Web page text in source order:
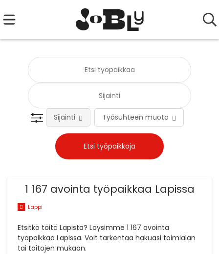
Työsuhteen muoto
Sijainti
1 167 avointa työpaikkaa Lapissa
Lappi
Etsitkö töitä Lapista? Löysimme 1 167 avointa
työpaikkaa Lapissa. Voit tarkentaa hakuasi toimialan
tai taitojen mukaan.